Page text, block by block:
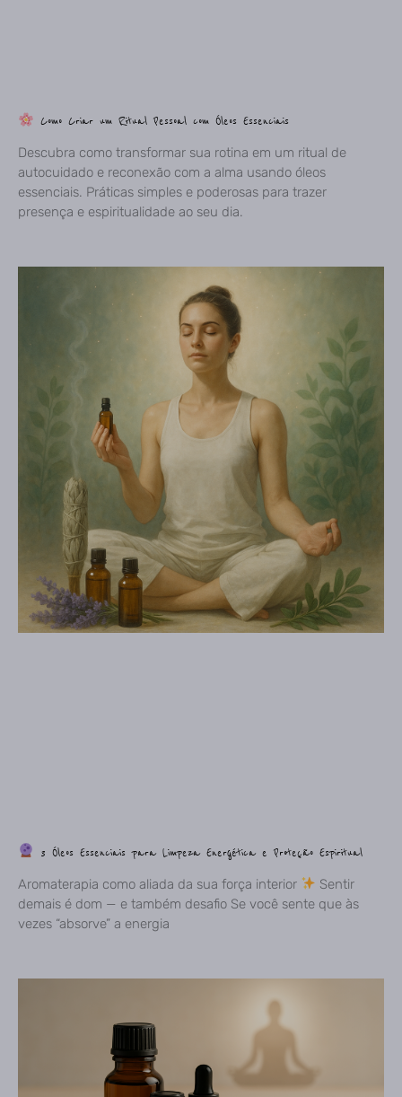
Como Criar um Ritual Pessoal com Óleos Essenciais
Descubra como transformar sua rotina em um ritual de
autocuidado e reconexão com a alma usando óleos
essenciais. Práticas simples e poderosas para trazer
presença e espiritualidade ao seu dia.
3 Óleos Essenciais para Limpeza Energética e Proteção Espiritual
Aromaterapia como aliada da sua força interior
Sentir
demais é dom — e também desafio Se você sente que às
vezes “absorve” a energia